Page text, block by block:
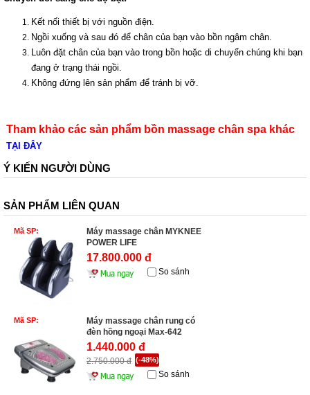
Kết nối thiết bị với nguồn điện.
Ngồi xuống và sau đó để chân của bạn vào bồn ngâm chân.
Luôn đặt chân của bạn vào trong bồn hoặc di chuyển chúng khi bạn
đang ở trạng thái ngồi.
Không đứng lên sản phẩm để tránh bị vỡ.
Tham khảo các sản phẩm bồn massage chân spa khác
TẠI ĐÂY
Ý KIẾN NGƯỜI DÙNG
SẢN PHẨM LIÊN QUAN
Mã SP:
Máy massage chân MYKNEE
POWER LIFE
17.800.000 đ
So sánh
Mã SP:
Máy massage chân rung có
đèn hồng ngoại Max-642
1.440.000 đ
2.750.000 đ (-48%)
So sánh